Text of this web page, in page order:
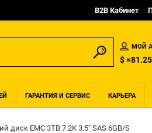
B2B Кабинет
МОЙ
$
ГАРАНТИЯ И СЕРВИС КАРЬЕРА
диск EMC 3TB 7.2K 3.5" SAS 6GB/S